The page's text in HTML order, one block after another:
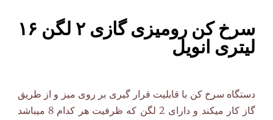
سرخ کن رومیزی گازی ۲ لگن ۱۶
لیتری انویل
دستگاه سرخ کن با قابلیت قرار گیری بر روی میز و از طریق
گاز کار میکند و دارای 2 لگن که ظرفیت هر کدام 8 میباشد